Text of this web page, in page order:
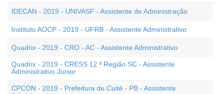
IDECAN - 2019 - UNIVASF - Assistente de Administração
Instituto AOCP - 2019 - UFRB - Assistente Administrativo
Quadrix - 2019 - CRO - AC - Assistente Administrativo
Quadrix - 2019 - CRESS 12 ª Região SC - Assistente
Administrativo Junior
CPCON - 2019 - Prefeitura de Cuité - PB - Assistente